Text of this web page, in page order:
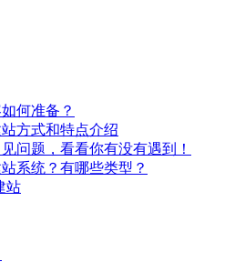
何准备？
站方式和特点介绍
问题，看看你有没有遇到！
系统？有哪些类型？
站